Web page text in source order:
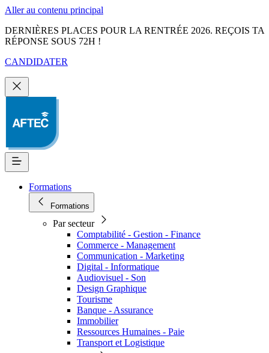
Aller au contenu principal
DERNIÈRES PLACES POUR LA RENTRÉE 2026. REÇOIS TA
RÉPONSE SOUS 72H !
CANDIDATER
Formations
Formations
Par secteur
Comptabilité - Gestion - Finance
Commerce - Management
Communication - Marketing
Digital - Informatique
Audiovisuel - Son
Design Graphique
Tourisme
Banque - Assurance
Immobilier
Ressources Humaines - Paie
Transport et Logistique